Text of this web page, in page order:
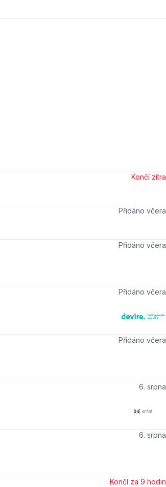
Končí zítra
Přidáno včera
Přidáno včera
Přidáno včera
Přidáno včera
6. srpna
6. srpna
Končí za 9 hodin